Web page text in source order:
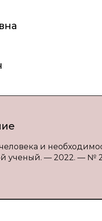
и
ученый. — 2022. — №